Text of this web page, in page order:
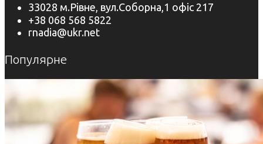
33028 м.Рівне, вул.Соборна,1 офіс 217
+38 068 568 5822
rnadia@ukr.net
Популярне